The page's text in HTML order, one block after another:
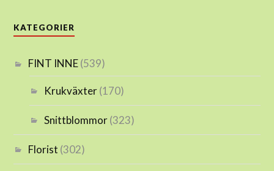
KATEGORIER
FINT INNE(539)
Krukväxter(170)
Snittblommor(323)
Florist (302)